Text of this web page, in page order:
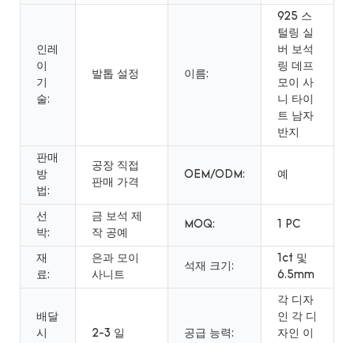
인레
이
기
술:
발톱 설정 이름:
925 스
털링 실
버 보석
링 데프
모이 사
니 타이
트 남자
반지
판매
방
법:
공장 직접
판매 가격
OEM/ODM: 예
선
박:
금 보석 제
작 공예
MOQ: 1 PC
재
료:
은과 모이
사니트
석재 크기:
1ct 및
6.5mm
배달
시
2-3 일 공급 능력:
각 디자
인 각 디
자인 이